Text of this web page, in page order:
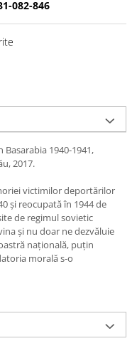
082-846
1940-1941,
2017.
victimilor deportărilor
şi reocupată în 1944 de
de regimul sovietic
și nu doar ne dezvăluie
națională, puțin
morală s-o